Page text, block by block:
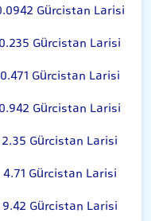
Gürcistan Larisi
0.235 Gürcistan Larisi
0.471 Gürcistan Larisi
0.942 Gürcistan Larisi
2.35 Gürcistan Larisi
4.71 Gürcistan Larisi
9.42 Gürcistan Larisi